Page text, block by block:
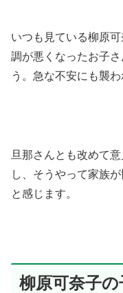
いつも見ている柳原
調が悪くなったお子
う。急な不安にも襲わ
旦那さんとも改めて
し、そうやって家族
と感じます。
柳原可奈子